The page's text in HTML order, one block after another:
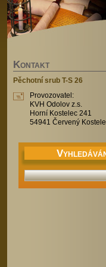
KONTAKT
Pěchotní srub T-S 26
Provozovatel:
KVH Odolov z.s.
Horní Kostelec 241
54941 Červený
V